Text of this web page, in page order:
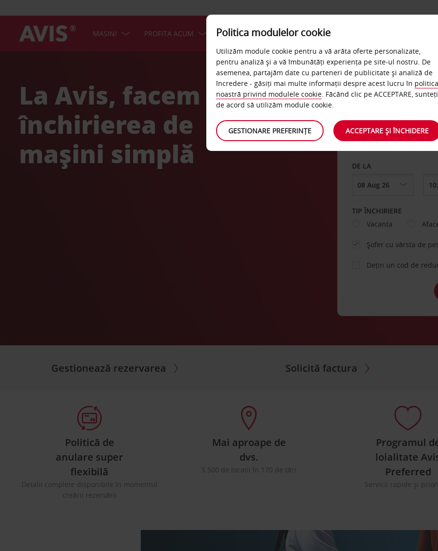
MASINI PROFITA ACUM LOCATII & SERVICII AVIS BUSINESS
La Avis, facem
închirierea de
mașini simplă
PRELUARE DE LA
DE LA
TIP ÎNCHIRIERE
Vacanta
Șofer cu vârsta de
Dețin un cod de
Gestionează rezervarea Solicită factura
Politică de
anulare super
flexibilă
Detalii complete disponibile în momentul
creării rezervării
Mai aproape de
dvs.
5.500 de locații în 170 de țări
Programul
loialitate
Preferred
Servicii rapide și
Politica modulelor cookie
Utilizăm module cookie pentru a vă arăta oferte personalizate,
pentru analiză și a vă îmbunătăți experiența pe site-ul nostru. De
asemenea, partajăm date cu parteneri de publicitate și analiză de
încredere - găsiți mai multe informații despre acest lucru în politica
noastră privind modulele cookie. Făcând clic pe ACCEPTARE, sunteți
de acord să utilizăm module cookie.
GESTIONARE PREFERINȚE ACCEPTARE ȘI ÎNCHIDERE